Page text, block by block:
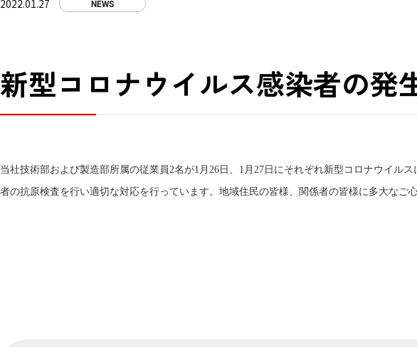
2022.01.27 NEWS
新型コロナウイルス感染者の発
当社技術部および製造部所属の従業員2名が1 月 26 日、 1 月 27 日にそれぞれ新型コロナウイル
者の抗原検査を行い適切な対応を行っています。地域住民の皆様、関係者の皆様に多大な